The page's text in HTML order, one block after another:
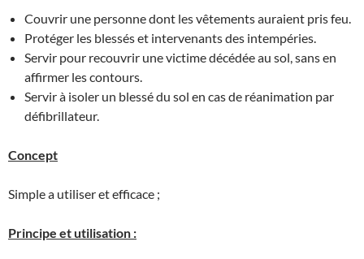
Couvrir une personne dont les vêtements auraient pris feu.
Protéger les blessés et intervenants des intempéries.
Servir pour recouvrir une victime décédée au sol, sans en
affirmer les contours.
Servir à isoler un blessé du sol en cas de réanimation par
défibrillateur.
Concept
Simple a utiliser et efficace ;
Principe et utilisation :